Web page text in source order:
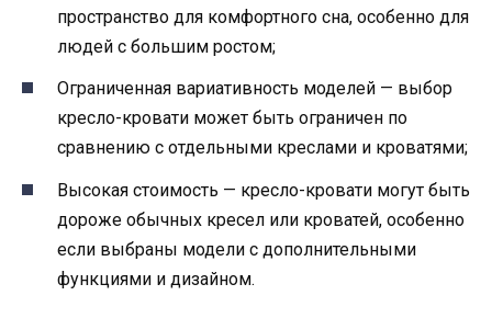
пространство для комфортного сна, особенно для
людей с большим ростом;
Ограниченная вариативность моделей — выбор
кресло-кровати может быть ограничен по
сравнению с отдельными креслами и кроватями;
Высокая стоимость — кресло-кровати могут быть
дороже обычных кресел или кроватей, особенно
если выбраны модели с дополнительными
функциями и дизайном.